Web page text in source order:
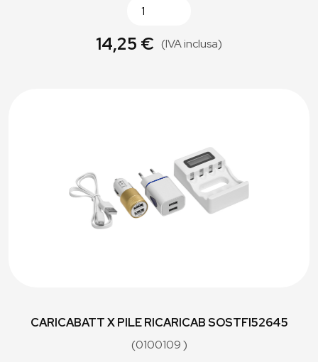
14,25 € (IVA inclusa)
CARICABATT X PILE RICARICAB SOSTFI52645
(0100109 )